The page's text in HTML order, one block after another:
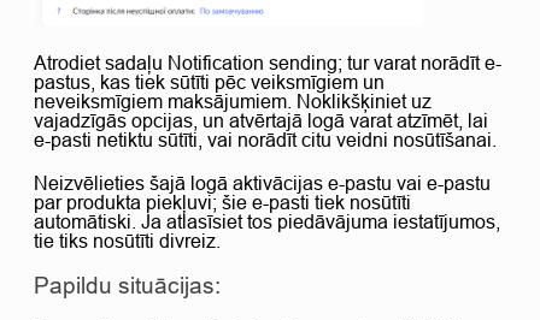
Atrodiet sadaļu Notification sending; tur varat norādīt e-
pastus, kas tiek sūtīti pēc veiksmīgiem un
neveiksmīgiem maksājumiem. Noklikšķiniet uz
vajadzīgās opcijas, un atvērtajā logā varat atzīmēt, lai
e-pasti netiktu sūtīti, vai norādīt citu veidni nosūtīšanai.
Neizvēlieties šajā logā aktivācijas e-pastu vai e-pastu
par produkta piekļuvi; šie e-pasti tiek nosūtīti
automātiski. Ja atlasīsiet tos piedāvājuma iestatījumos,
tie tiks nosūtīti divreiz.
Papildu situācijas: